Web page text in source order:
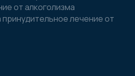
от алкоголизма
принудительное лечение от